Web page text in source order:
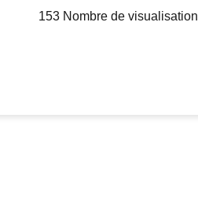
153 Nombre de visualisation